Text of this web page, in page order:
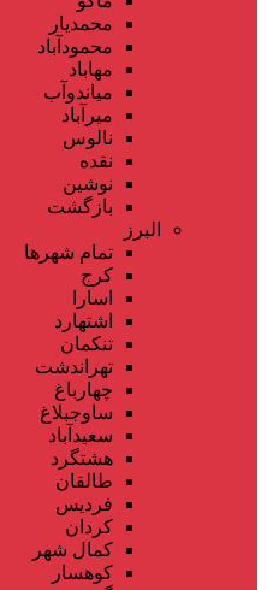
محمدیار
محمودآباد
مهاباد
میاندوآب
میرآباد
نالوس
نقده
نوشین
بازگشت
البرز
تمام شهر‌ها
کرج
اسارا
اشتهارد
تنکمان
تهراندشت
چهارباغ
ساوجبلاغ
سعیدآباد
هشتگرد
طالقان
فردیس
کردان
کمال شهر
کوهسار